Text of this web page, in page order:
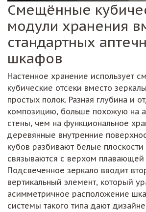
Смещённые
модули хранения
стандартных
шкафов
Настенное хранение использует
кубические отсеки вместо
простых полок. Разная глубина и
композицию, больше похожую на
стены, чем на функциональное
деревянные внутренние
кубов разбивают белые плоскости
связываются с верхом
Подсвеченное зеркало вводит
вертикальный элемент, который
асимметричное расположение
системы такого типа дают